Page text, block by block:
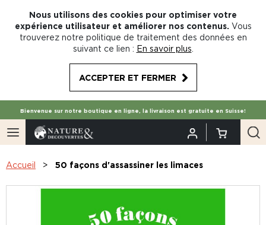
Nous utilisons des cookies pour optimiser votre
expérience utilisateur et améliorer nos contenus. Vous
trouverez notre politique de traitement des données en
suivant ce lien : En savoir plus
ACCEPTER ET FERMER
Bienvenue sur notre boutique en ligne, la livraison est gratuite en Suisse!
Accueil 50 façons d'assassiner les limaces